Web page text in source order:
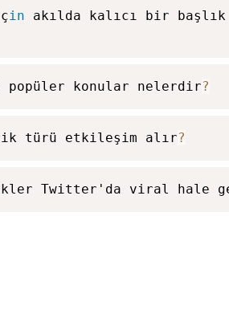
in akılda kalıcı bir
konular nelerdir?
türü etkileşim alır?
Twitter'da viral hale